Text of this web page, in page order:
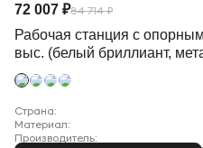
Рабочая станция с
выс. (белый бриллиант,
72 007 ₽84 714 ₽
Страна:
Материал:
Производитель: